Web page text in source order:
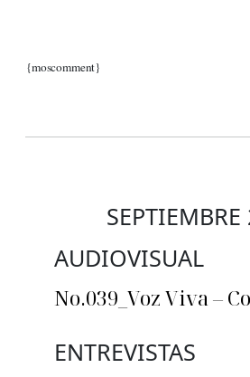
{moscomment}
AUDIOVISUAL
No.039_Voz Viva –
ENTREVISTAS